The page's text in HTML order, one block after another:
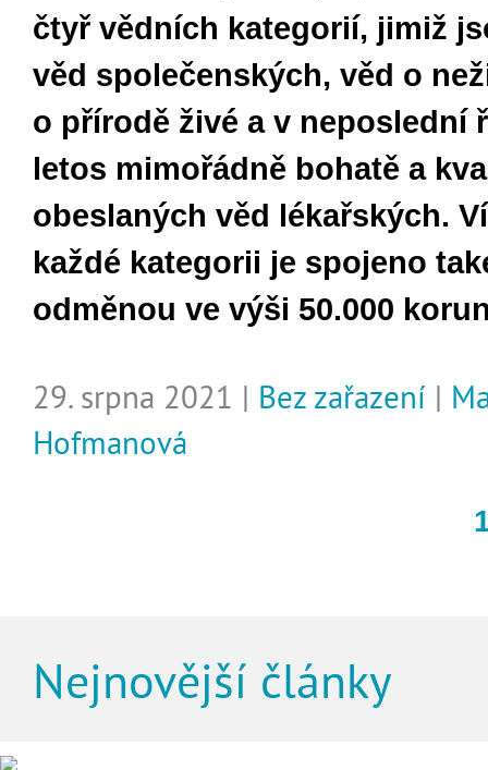
čtyř vědních kategorií, jimiž
věd společenských, věd o
o přírodě živé a v neposlední
letos mimořádně bohatě a
obeslaných věd lékařských.
každé kategorii je spojeno
odměnou ve výši 50.000
29. srpna 2021 | Bez zařazení |
Hofmanová
Nejnovější články